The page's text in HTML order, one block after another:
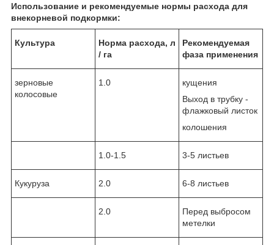
Использование и рекомендуемые нормы расхода для
внекорневой подкормки:
Культура
Норма расхода, л
/ га
Рекомендуемая
фаза применения
зерновые
колосовые
1.0
кущения
Выход в трубку -
флажковый листок
колошения
1.0-1.5 3-5 листьев
Кукуруза 2.0 6-8 листьев
2.0
Перед выбросом
метелки